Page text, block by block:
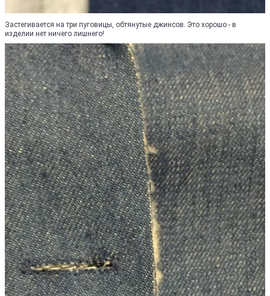
Застегивается на три пуговицы, обтянутые джинсов. Это хорошо - в
изделии нет ничего лишнего!